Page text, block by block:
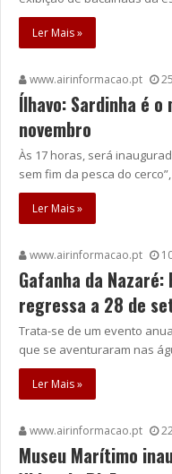
Ler Mais »
www.airinformacao.pt
Ílhavo: Sardinha é o
novembro
Às 17 horas, será
sem fim da pesca do
Ler Mais »
www.airinformacao.pt
Gafanha da
regressa a 28 de
Trata-se de um evento
que se aventuraram nas
Ler Mais »
www.airinformacao.pt
Museu Marítimo